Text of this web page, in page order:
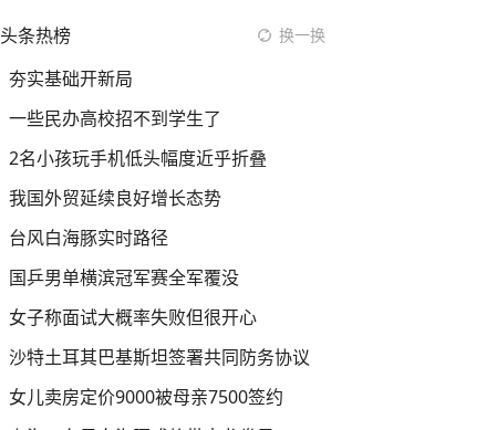
头条热榜 换一换
夯实基础开新局
一些民办高校招不到学生了
2名小孩玩手机低头幅度近乎折叠
我国外贸延续良好增长态势
台风白海豚实时路径
国乒男单横滨冠军赛全军覆没
女子称面试大概率失败但很开心
沙特土耳其巴基斯坦签署共同防务协议
女儿卖房定价9000被母亲7500签约